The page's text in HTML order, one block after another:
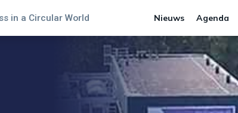
in a Circular World Nieuws Agenda